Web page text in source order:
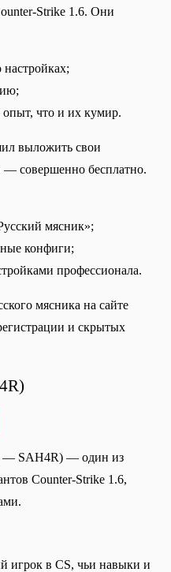
Strike 1.6. Они
настройках;
что и их кумир.
выложить свои
— совершенно бесплатно.
мясник»;
конфиги;
профессионала.
мясника на сайте
и скрытых
— SAH4R) — один из
Counter-Strike 1.6,
игрок в CS, чьи навыки и